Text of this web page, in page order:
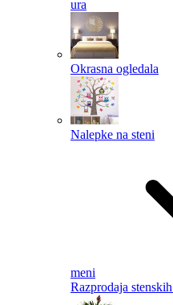
ura
Okrasna ogledala
Nalepke na steni
meni
Razprodaja